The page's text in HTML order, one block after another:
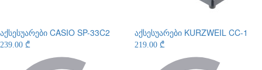
აქსესუარები CASIO SP-33C2
239.00 ₾
აქსესუარები KURZWEIL CC-1
219.00 ₾